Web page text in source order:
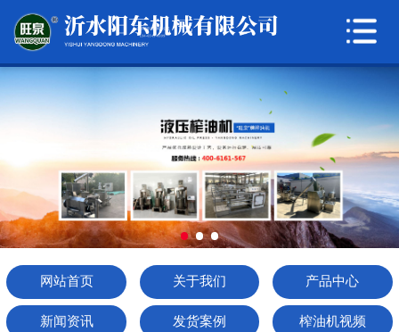
网站首页
关于我们
产品中心
新闻资讯
发货案例
榨油机视频
荣誉资质
网站首页 关于我们 产品中心
新闻资讯 发货案例 榨油机视频